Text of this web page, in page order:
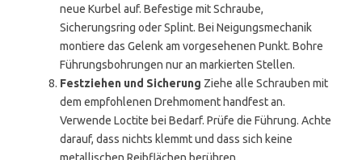
neue Kurbel auf. Befestige mit Schraube,
Sicherungsring oder Splint. Bei Neigungsmechanik
montiere das Gelenk am vorgesehenen Punkt. Bohre
Führungsbohrungen nur an markierten Stellen.
Festziehen und Sicherung Ziehe alle Schrauben mit
dem empfohlenen Drehmoment handfest an.
Verwende Loctite bei Bedarf. Prüfe die Führung. Achte
darauf, dass nichts klemmt und dass sich keine